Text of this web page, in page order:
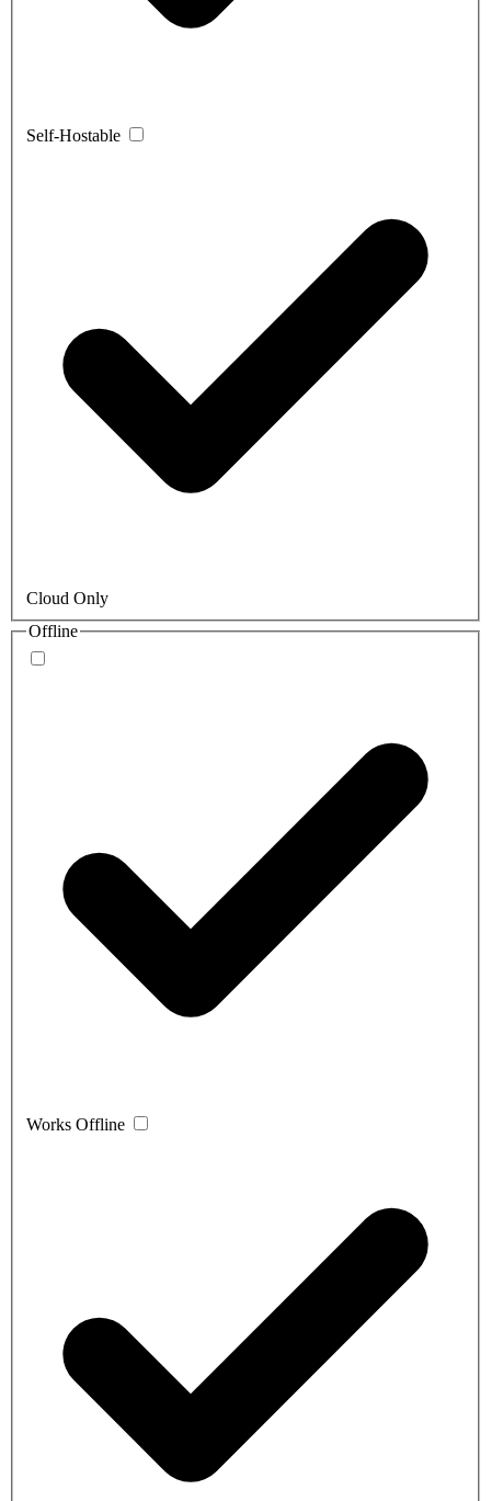
Self-Hostable
Cloud Only
Offline
Works Offline